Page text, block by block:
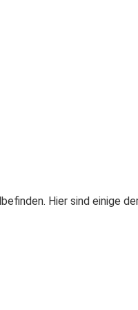
Hier sind einige